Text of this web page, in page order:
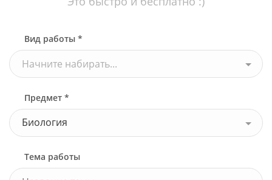
Вид работы *
Начните набирать...
Предмет *
Биология
Тема работы